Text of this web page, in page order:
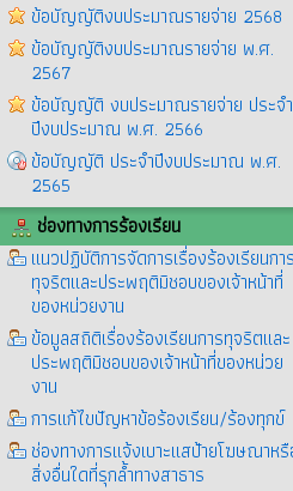
ข้อบัญญัติงบประมาณรายจ่าย 2568
ข้อบัญญัติงบประมาณรายจ่าย พ.ศ.
2567
ข้อบัญญัติ งบประมาณรายจ่าย ประจำ
ปีงบประมาณ พ.ศ. 2566
ข้อบัญญัติ ประจำปีงบประมาณ พ.ศ.
2565
ช่องทางการร้องเรียน
แนวปฏิบัติการจัดการเรื่องร้องเรียนการ
ทุจริตและประพฤติมิชอบของเจ้าหน้าที่
ของหน่วยงาน
ข้อมูลสถิติเรื่องร้องเรียนการทุจริตและ
ประพฤติมิชอบของเจ้าหน้าที่ของหน่วย
งาน
การแก้ไขปัญหาข้อร้องเรียน/ร้องทุกข์
ช่องทางการแจ้งเบาะแสป้ายโฆษณาห
สิ่งอื่นใดที่รุกล้ำทางสาธาร